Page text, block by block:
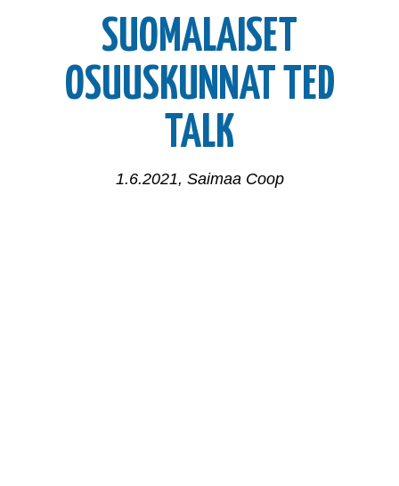
SUOMALAISET
OSUUSKUNNAT TED
TALK
1.6.2021, Saimaa Coop